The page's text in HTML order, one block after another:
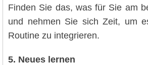
Finden Sie das, was für Sie am
und nehmen Sie sich Zeit, um
Routine zu integrieren.
5. Neues lernen